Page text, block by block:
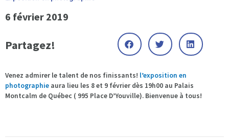
6 février 2019
Partagez!
Venez admirer le talent de nos finissants! l’exposition en
photographie aura lieu les 8 et 9 février dès 19h00 au Palais
Montcalm de Québec ( 995 Place D’Youville). Bienvenue à tous!